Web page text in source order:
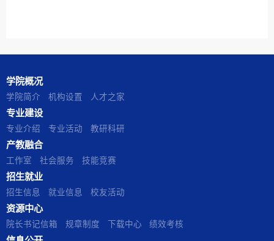
学院概况
学院简介 机构设置 人才之家
专业建设
专业介绍 专业活动 教研科研
产教融合
工作室 社会服务 技能竞赛
招生就业
招生信息 就业信息 校友活动
资源中心
院长书记信箱 规章制度 下载中心 绩效考核